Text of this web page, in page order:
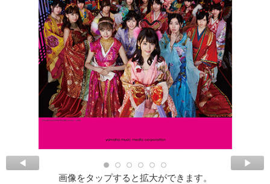
画像をタップすると拡大ができます。